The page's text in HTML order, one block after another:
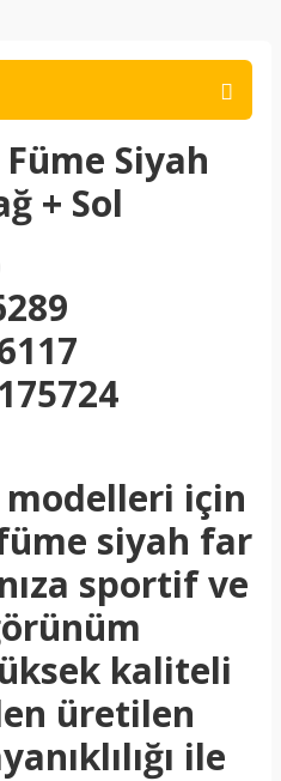
Siyah
+ Sol
modelleri için
siyah far
sportif ve
kaliteli
üretilen
ile